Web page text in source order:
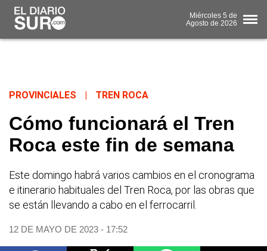
Miércoles 5 de
Agosto de 2026
PROVINCIALES TREN ROCA
Cómo funcionará el Tren
Roca este fin de semana
Este domingo habrá varios cambios en el cronograma
e itinerario habituales del Tren Roca, por las obras que
se están llevando a cabo en el ferrocarril.
12 DE MAYO DE 2023 - 17:52